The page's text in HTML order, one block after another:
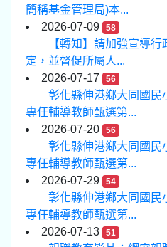
簡稱基金管理局)本...
2026-07-09
58
【轉知】請加強宣導
定，並督促所屬人...
2026-07-17
56
彰化縣伸港鄉大同國民
專任輔導教師甄選第...
2026-07-20
56
彰化縣伸港鄉大同國民
專任輔導教師甄選第...
2026-07-29
54
彰化縣伸港鄉大同國民
專任輔導教師甄選第...
2026-07-13
51